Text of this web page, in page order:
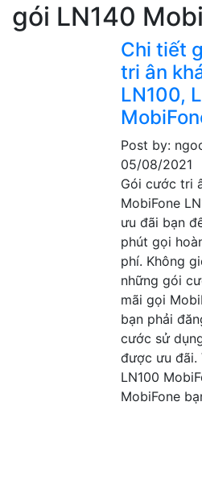
gói LN140
Chi tiết
tri ân
LN100,
Post by:
05/08/2021
Gói cước tri
MobiFone
ưu đãi bạn
phút gọi
phí. Không
những gói
mãi gọi
bạn phải
cước sử
được ưu đãi.
LN100
MobiFone